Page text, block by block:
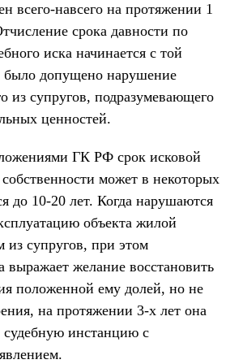
всего-навсего на протяжении 1
срока давности по
иска начинается с той
было допущено нарушение
из супругов, подразумевающего
ценностей.
ГК РФ срок исковой
может в некоторых
до 10-20 лет. Когда нарушаются
объекта жилой
супругов, при этом
выражает желание восстановить
положенной ему долей, но не
на протяжении 3-х лет она
судебную инстанцию с